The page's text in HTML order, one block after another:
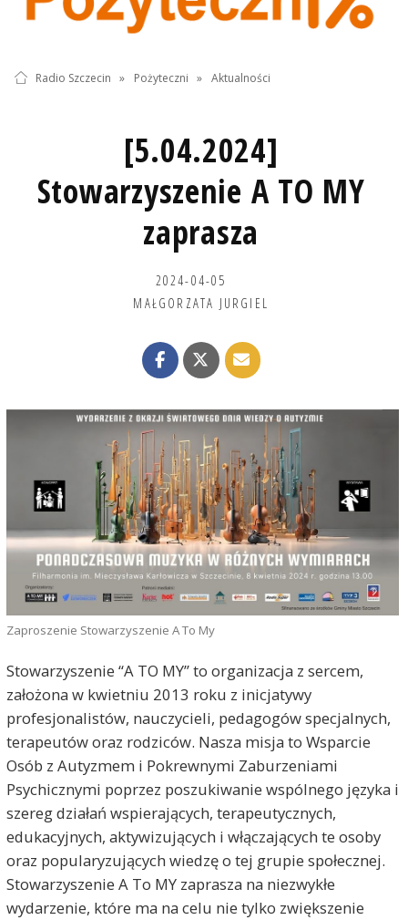
Radio Szczecin » Pożyteczni » Aktualności
[5.04.2024]
Stowarzyszenie A TO MY
zaprasza
2024-04-05
MAŁGORZATA JURGIEL
Zaproszenie Stowarzyszenie A To My
Stowarzyszenie “A TO MY” to organizacja z sercem,
założona w kwietniu 2013 roku z inicjatywy
profesjonalistów, nauczycieli, pedagogów specjalnych,
terapeutów oraz rodziców. Nasza misja to Wsparcie
Osób z Autyzmem i Pokrewnymi Zaburzeniami
Psychicznymi poprzez poszukiwanie wspólnego języka i
szereg działań wspierających, terapeutycznych,
edukacyjnych, aktywizujących i włączających te osoby
oraz popularyzujących wiedzę o tej grupie społecznej.
Stowarzyszenie A To MY zaprasza na niezwykłe
wydarzenie, które ma na celu nie tylko zwiększenie